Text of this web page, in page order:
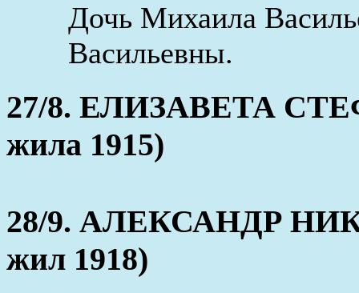
Дочь Михаила
Васильевны.
27/8. ЕЛИЗАВЕТА
жила 1915)
28/9. АЛЕКСАНДР
жил 1918)